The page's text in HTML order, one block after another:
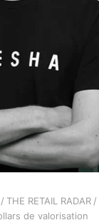
/ THE RETAIL RADAR /
de valorisation